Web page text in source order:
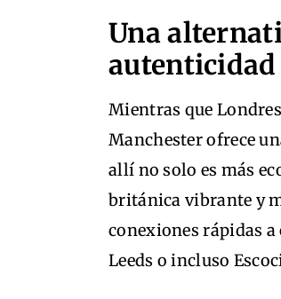
Una
autenticidad
Mientras que
Manchester ofrece
allí no solo es más
británica vibrante y
conexiones rápidas
Leeds o incluso